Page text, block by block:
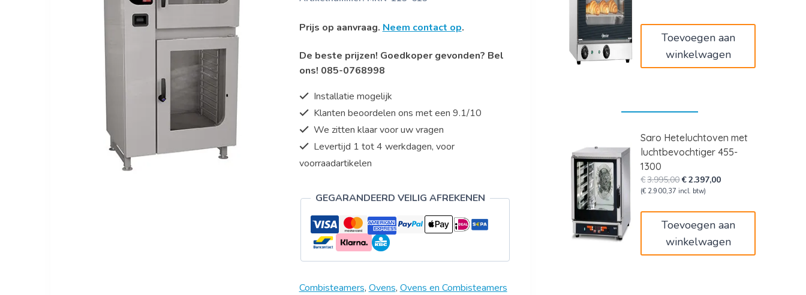
Prijs op aanvraag. Neem contact op.
De beste prijzen! Goedkoper gevonden? Bel
ons! 085-0768998
Installatie mogelijk
Klanten beoordelen ons met een 9.1/10
We zitten klaar voor uw vragen
Levertijd 1 tot 4 werkdagen, voor
voorraadartikelen
GEGARANDEERD VEILIG AFREKENEN
Combisteamers, Ovens, Ovens en Combisteamers
Toevoegen aan
winkelwagen
Saro Heteluchtoven met
luchtbevochtiger 455-
1300
€3.995,00Oorspronkelijke
prijs
€2.397,00Huidige
(€ 2.900,37 incl. btw)
Toevoegen aan
winkelwagen